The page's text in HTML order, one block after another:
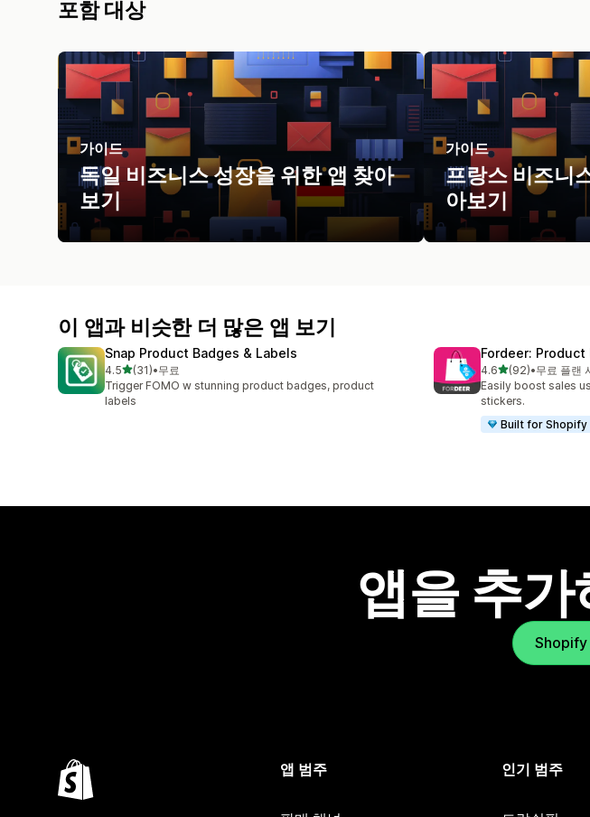
포함 대상
가이드
독일 비즈니스 성장을 위한 앱 찾아
보기
가이드
프랑스 비즈니
아보기
이 앱과 비슷한 더 많은 앱 보기
Snap Product Badges & Labels
4.5별 5개 중
(31)
총 리뷰 31개
•무료
Trigger FOMO w stunning product badges, product
labels
Fordeer: Product
4.6별 5개 중
(92)
총 리뷰 92개
•무료 플랜
Easily boost sales
stickers.
Built for Shopify
앱을 추
Shopify
앱 범주 인기 범주